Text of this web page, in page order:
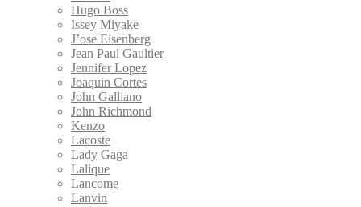
Hugo Boss
Issey Miyake
J’ose Eisenberg
Jean Paul Gaultier
Jennifer Lopez
Joaquin Cortes
John Galliano
John Richmond
Kenzo
Lacoste
Lady Gaga
Lalique
Lancome
Lanvin